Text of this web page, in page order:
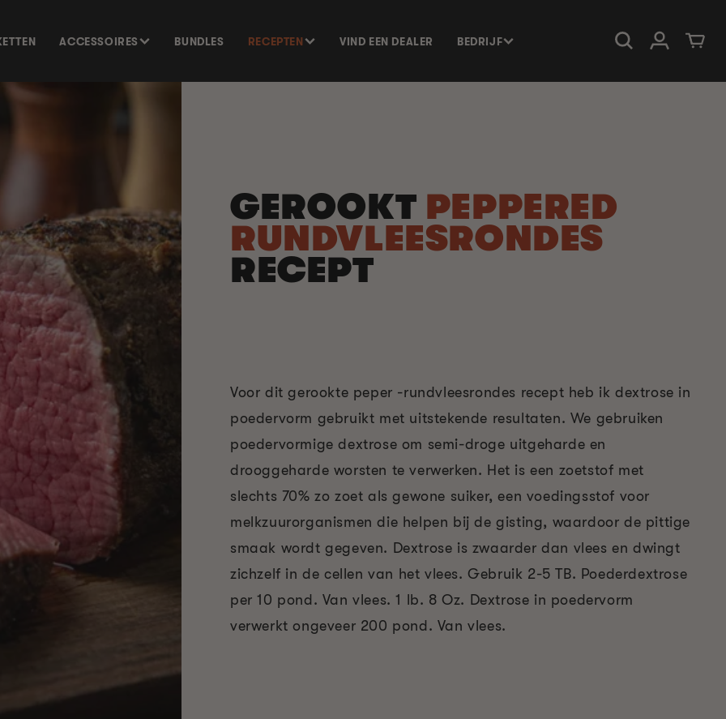
ACCESSOIRES BUNDLES RECEPTEN VIND EEN DEALER BEDRIJF Inloggen
GEROOKT PEPPERED
RUNDVLEESRONDES
RECEPT
Voor dit gerookte peper -rundvleesrondes recept heb ik dextrose in
poedervorm gebruikt met uitstekende resultaten. We gebruiken
poedervormige dextrose om semi-droge uitgeharde en
drooggeharde worsten te verwerken. Het is een zoetstof met
slechts 70% zo zoet als gewone suiker, een voedingsstof voor
melkzuurorganismen die helpen bij de gisting, waardoor de pittige
smaak wordt gegeven. Dextrose is zwaarder dan vlees en dwingt
zichzelf in de cellen van het vlees. Gebruik 2-5 TB. Poederdextrose
per 10 pond. Van vlees. 1 lb. 8 Oz. Dextrose in poedervorm
verwerkt ongeveer 200 pond. Van vlees.